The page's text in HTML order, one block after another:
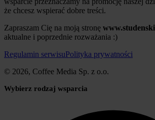
że chcesz wspierać dobre treści.
Zapraszam Cię na moją stronę
aktualne i poprzednie rozważania :)
Regulamin serwisuPolityka prywatności
© 2026, Coffee Media Sp. z o.o.
Wybierz rodzaj wsparcia